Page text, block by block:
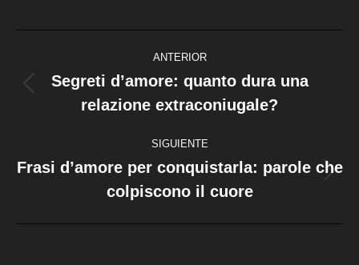
Navegación
entre
publicaciones
ANTERIOR
Publicación
anterior:
Segreti d’amore: quanto dura una
relazione extraconiugale?
SIGUIENTE
Publicación
siguiente:
Frasi d’amore per conquistarla: parole che
colpiscono il cuore